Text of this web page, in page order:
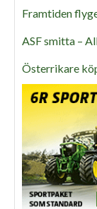
Framtiden
ASF smitta –
Österrikare